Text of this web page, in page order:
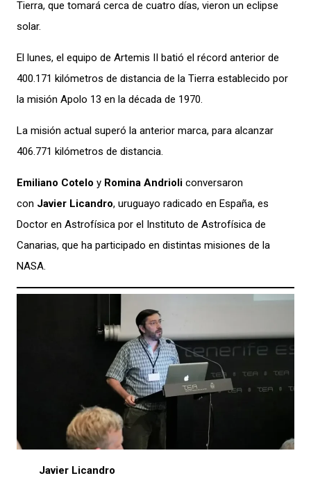
Tierra, que tomará cerca de cuatro días, vieron un eclipse
solar.
El lunes, el equipo de Artemis II batió el récord anterior de
400.171 kilómetros de distancia de la Tierra establecido por
la misión Apolo 13 en la década de 1970.
La misión actual superó la anterior marca, para alcanzar
406.771 kilómetros de distancia.
Emiliano Cotelo y Romina Andrioli conversaron
con Javier Licandro, uruguayo radicado en España, es
Doctor en Astrofísica por el Instituto de Astrofísica de
Canarias, que ha participado en distintas misiones de la
NASA.
Javier Licandro